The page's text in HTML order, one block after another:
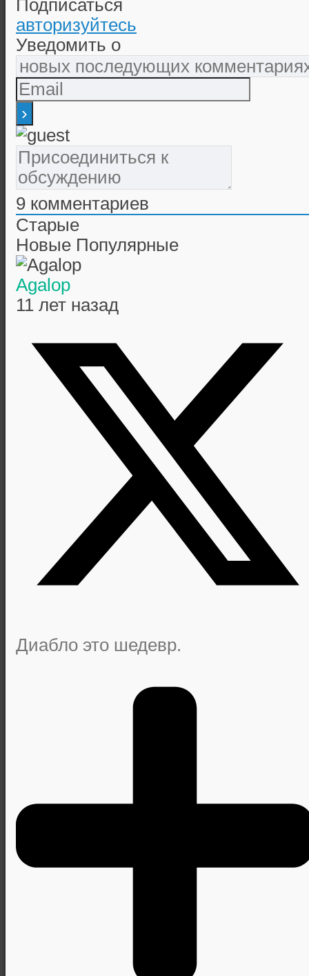
Подписаться
авторизуйтесь
Уведомить о
9 комментариев
Старые
Новые Популярные
Agalop
11 лет назад
Диабло это шедевр.